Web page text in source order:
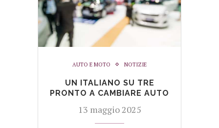
AUTO E MOTO NOTIZIE
UN ITALIANO SU TRE
PRONTO A CAMBIARE AUTO
13 maggio 2025